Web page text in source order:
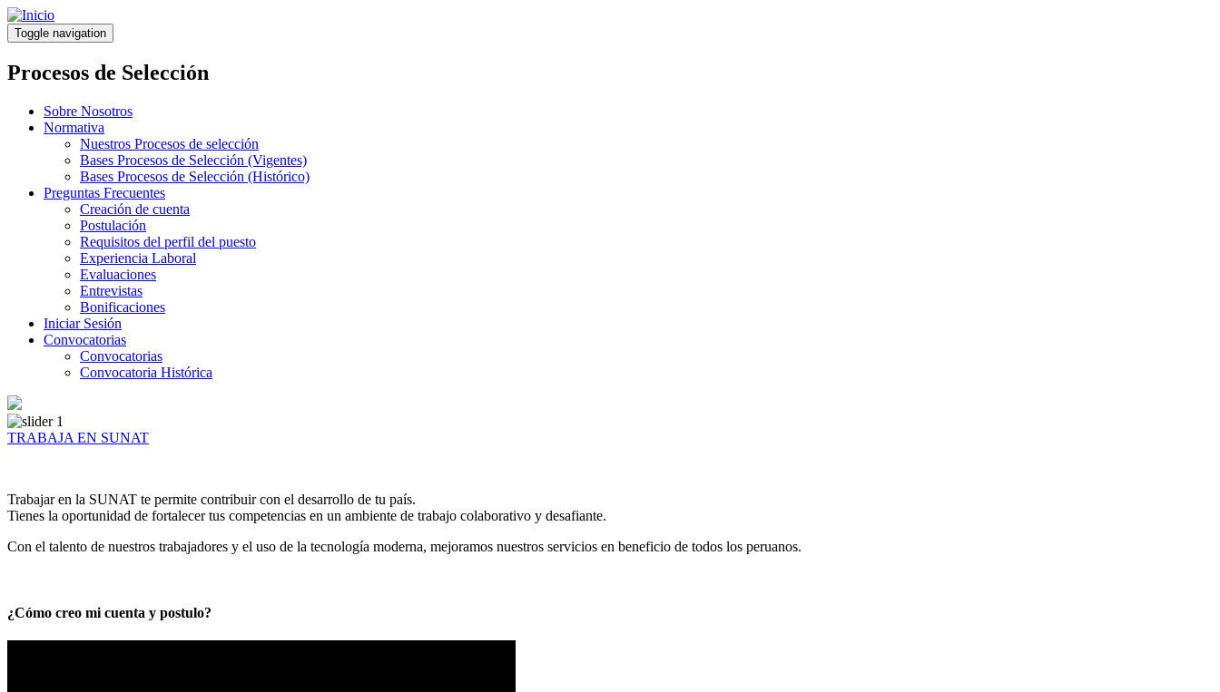
Pasar
al
contenido
principal
Toggle navigation
Procesos de Selección
Sobre Nosotros
Normativa
Nuestros Procesos de selección
Bases Procesos de Selección (Vigentes)
Bases Procesos de Selección (Histórico)
Preguntas Frecuentes
Creación de cuenta
Postulación
Requisitos del perfil del puesto
Experiencia Laboral
Evaluaciones
Entrevistas
Bonificaciones
Iniciar Sesión
Convocatorias
Convocatorias
Convocatoria Histórica
TRABAJA EN SUNAT
Trabajar en la SUNAT te permite contribuir con el desarrollo de tu país.
Tienes la oportunidad de fortalecer tus competencias en un ambiente de trabajo colaborativo y desafiante.
Con el talento de nuestros trabajadores y el uso de la tecnología moderna, mejoramos nuestros servicios en beneficio de todos los peruanos.
¿Cómo creo mi cuenta y postulo?